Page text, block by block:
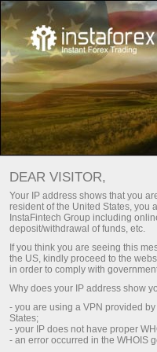
Viswanathan
XV Juara
Legenda! Anda fikir ia
bagaimana kita
DEAR VISITOR,
Your IP address shows that you
resident of the United States, you
InstaFintech Group including
deposit/withdrawal of funds, etc.
If you think you are seeing this
the US, kindly proceed to the
in order to comply with
Why does your IP address show
- you are using a VPN provided
States;
- your IP does not have proper
- an error occurred in the WHOIS